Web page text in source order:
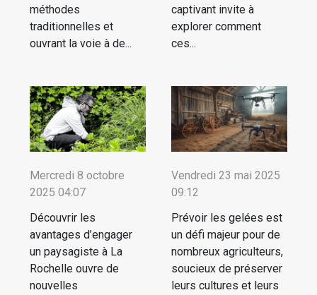
méthodes
traditionnelles et
ouvrant la voie à de...
captivant invite à
explorer comment
ces...
Mercredi 8 octobre
2025 04:07
Découvrir les
avantages d’engager
un paysagiste à La
Rochelle ouvre de
nouvelles
Vendredi 23 mai 2025
09:12
Prévoir les gelées est
un défi majeur pour de
nombreux agriculteurs,
soucieux de préserver
leurs cultures et leurs